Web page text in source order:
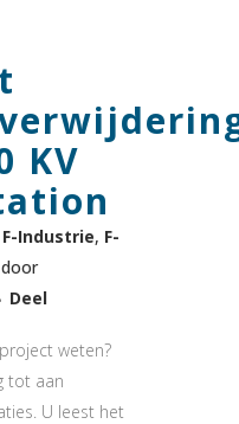
KV
F-Industrie, F-
door
Deel
weten?
tot aan
U leest het